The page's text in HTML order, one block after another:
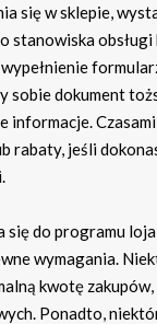
się w sklepie,
stanowiska
sobie dokument
informacje.
rabaty, jeśli
się do programu
wymagania.
kwotę
Ponadto,